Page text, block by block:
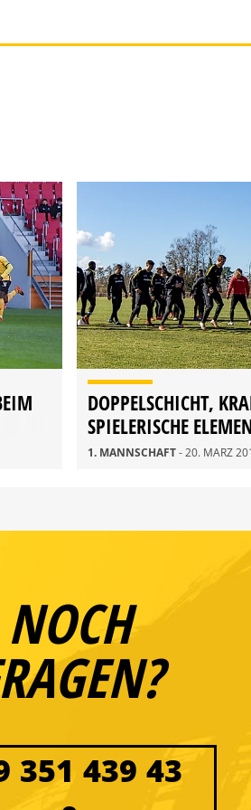
DOPPELSCHICHT,
SPIELERISCHE
1. MANNSCHAFT- 20. MÄRZ
NOCH
351 439 43